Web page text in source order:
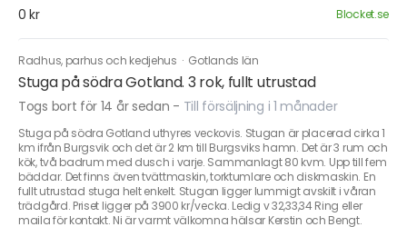
0 kr Blocket.se
Radhus, parhus och kedjehus · Gotlands län
Stuga på södra Gotland. 3 rok, fullt utrustad
Togs bort för 14 år sedan - Till försäljning i 1 månader
Stuga på södra Gotland uthyres veckovis. Stugan är placerad cirka 1
km ifrån Burgsvik och det är 2 km till Burgsviks hamn. Det är 3 rum och
kök, två badrum med dusch i varje. Sammanlagt 80 kvm. Upp till fem
bäddar. Det finns även tvättmaskin, torktumlare och diskmaskin. En
fullt utrustad stuga helt enkelt. Stugan ligger lummigt avskilt i våran
trädgård. Priset ligger på 3900 kr/vecka. Ledig v 32,33,34 Ring eller
maila för kontakt. Ni är varmt välkomna hälsar Kerstin och Bengt.